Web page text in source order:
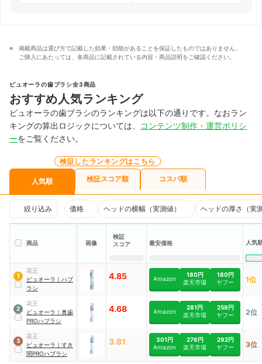
掲載商品は選び方で記載した効果・効能があることを保証したものではありません。
ご購入にあたっては、各商品に記載されている内容・商品説明をご確認ください。
ピュオーラの歯ブラシ全3商品
おすすめ人気ランキング
ピュオーラの歯ブラシのランキングは以下の通りです。なおラン
キングの算出ロジックについては、
コンテンツ制作・運営ポリシ
ーをご覧ください。
人気順
検証したランキングはこちら
検証スコア順 コスパ順
絞り込み 価格 ヘッドの横幅（実測値） ヘッドの厚さ（実
商品 画像
検証
スコア
最安価格 人気
1
花王
ピュオーラ ｜ ハブ
ラシ
4.85 Amazon
180円
楽天市場
180円
ヤフー
1位
2
花王
ピュオーラ ｜ 奥歯
PROハブラシ
4.68 Amazon
281円
楽天市場
259円
ヤフー
2位
3
花王
ピュオーラ ｜ すき
間PROハブラシ
3.81
301円
Amazon
276円
楽天市場
292円
ヤフー
3位